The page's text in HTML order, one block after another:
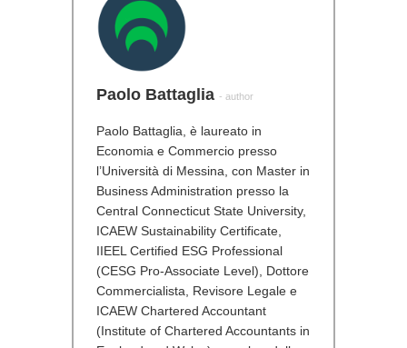
Paolo Battaglia - author
Paolo Battaglia, è laureato in
Economia e Commercio presso
l’Università di Messina, con Master in
Business Administration presso la
Central Connecticut State University,
ICAEW Sustainability Certificate,
IIEEL Certified ESG Professional
(CESG Pro-Associate Level), Dottore
Commercialista, Revisore Legale e
ICAEW Chartered Accountant
(Institute of Chartered Accountants in